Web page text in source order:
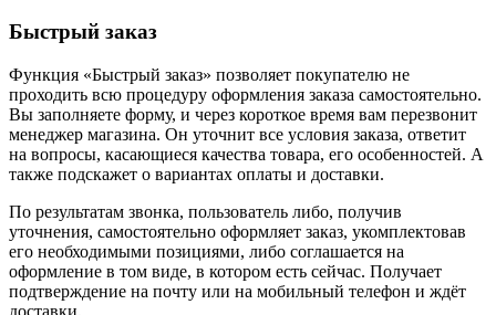
Быстрый заказ
Функция «Быстрый заказ» позволяет покупателю не
проходить всю процедуру оформления заказа самостоятельно.
Вы заполняете форму, и через короткое время вам перезвонит
менеджер магазина. Он уточнит все условия заказа, ответит
на вопросы, касающиеся качества товара, его особенностей. А
также подскажет о вариантах оплаты и доставки.
По результатам звонка, пользователь либо, получив
уточнения, самостоятельно оформляет заказ, укомплектовав
его необходимыми позициями, либо соглашается на
оформление в том виде, в котором есть сейчас. Получает
подтверждение на почту или на мобильный телефон и ждёт
доставки.